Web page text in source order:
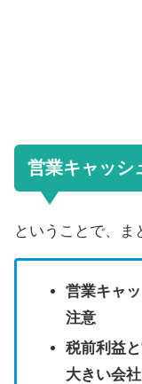
営業キャッシ
ということで、ま
営業キャ
注意
税前利益
大きい会